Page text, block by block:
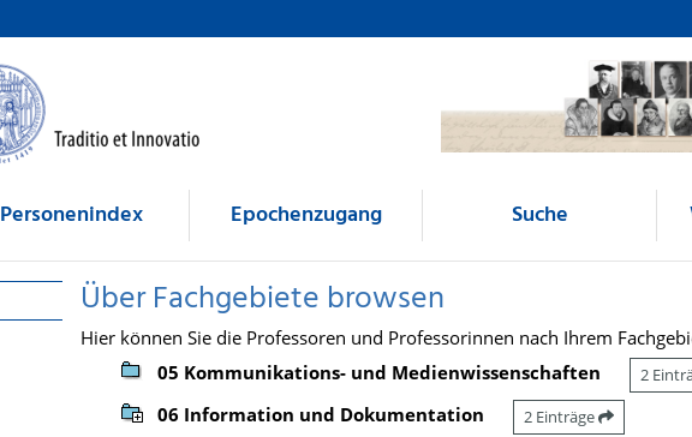
Personenindex Epochenzugang Suche
Über Fachgebiete browsen
Hier können Sie die Professoren und Professorinnen nach Ihrem
05 Kommunikations- und Medienwissenschaften
2
06 Information und Dokumentation 2 Einträge